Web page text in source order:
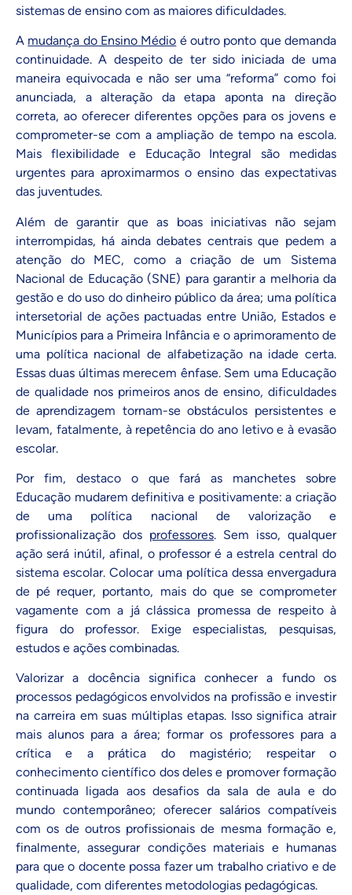
sistemas de ensino com as maiores dificuldades.
A mudança do Ensino Médio é outro ponto que demanda
continuidade. A despeito de ter sido iniciada de uma
maneira equivocada e não ser uma “reforma” como foi
anunciada, a alteração da etapa aponta na direção
correta, ao oferecer diferentes opções para os jovens e
comprometer-se com a ampliação de tempo na escola.
Mais flexibilidade e Educação Integral são medidas
urgentes para aproximarmos o ensino das expectativas
das juventudes.
Além de garantir que as boas iniciativas não sejam
interrompidas, há ainda debates centrais que pedem a
atenção do MEC, como a criação de um Sistema
Nacional de Educação (SNE) para garantir a melhoria da
gestão e do uso do dinheiro público da área; uma política
intersetorial de ações pactuadas entre União, Estados e
Municípios para a Primeira Infância e o aprimoramento de
uma política nacional de alfabetização na idade certa.
Essas duas últimas merecem ênfase. Sem uma Educação
de qualidade nos primeiros anos de ensino, dificuldades
de aprendizagem tornam-se obstáculos persistentes e
levam, fatalmente, à repetência do ano letivo e à evasão
escolar.
Por fim, destaco o que fará as manchetes sobre
Educação mudarem definitiva e positivamente: a criação
de uma política nacional de valorização e
profissionalização dos professores. Sem isso, qualquer
ação será inútil, afinal, o professor é a estrela central do
sistema escolar. Colocar uma política dessa envergadura
de pé requer, portanto, mais do que se comprometer
vagamente com a já clássica promessa de respeito à
figura do professor. Exige especialistas, pesquisas,
estudos e ações combinadas.
Valorizar a docência significa conhecer a fundo os
processos pedagógicos envolvidos na profissão e investir
na carreira em suas múltiplas etapas. Isso significa atrair
mais alunos para a área; formar os professores para a
crítica e a prática do magistério; respeitar o
conhecimento científico dos deles e promover formação
continuada ligada aos desafios da sala de aula e do
mundo contemporâneo; oferecer salários compatíveis
com os de outros profissionais de mesma formação e,
finalmente, assegurar condições materiais e humanas
para que o docente possa fazer um trabalho criativo e de
qualidade, com diferentes metodologias pedagógicas.